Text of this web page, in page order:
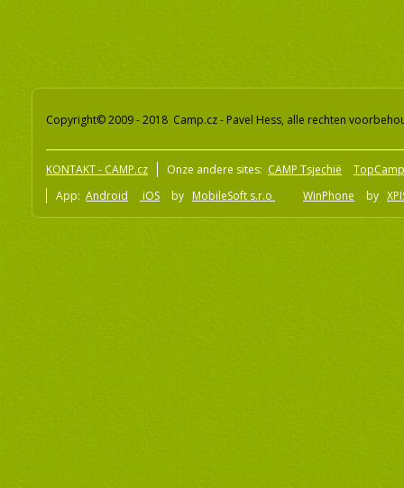
Copyright© 2009 - 2018 Camp.cz - Pavel Hess, alle rechten
KONTAKT - CAMP.cz Onze andere sites: CAMP Tsjechië
App: Android iOS by MobileSoft s.r.o WinPhone by